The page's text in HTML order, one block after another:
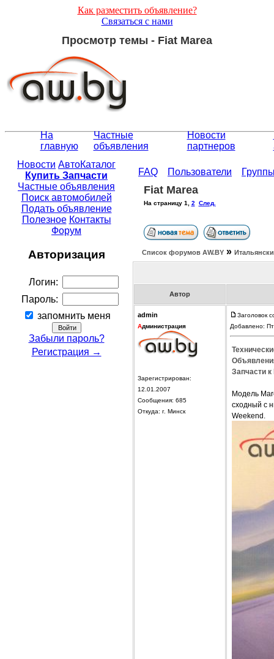
Как разместить объявление?
Связаться с нами
Просмотр темы - Fiat Marea
На
главную
Частные
объявления
Новости
партнеров
Новости АвтоКаталог
Купить Запчасти
Частные объявления
Поиск автомобилей
Подать объявление
Полезное Контакты
Форум
Авторизация
Логин:
Пароль:
запомнить меня
Забыли пароль?
Регистрация →
FAQ Пользователи
Fiat Marea
На страницу 1 2 След.
Список форумов АW.BY »
Автор
admin
Администрация
Зарегистрирован:
12.01.2007
Сообщения: 685
Откуда: г. Минск
Заголовок
Добавлено:
Запчасти к
Модель
сходный с
Weekend.